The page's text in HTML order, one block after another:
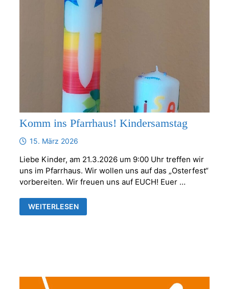
Komm ins Pfarrhaus! Kindersamstag
15. März 2026
Liebe Kinder, am 21.3.2026 um 9:00 Uhr treffen wir
uns im Pfarrhaus. Wir wollen uns auf das „Osterfest“
vorbereiten. Wir freuen uns auf EUCH! Euer …
KOMM
INS
WEITERLESEN